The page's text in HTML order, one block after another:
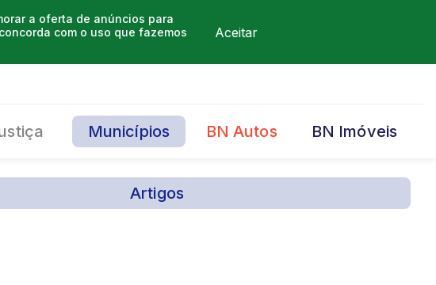
a oferta de anúncios para
com o uso que fazemos
Aceitar
Municípios BN Autos BN Imóveis
Artigos